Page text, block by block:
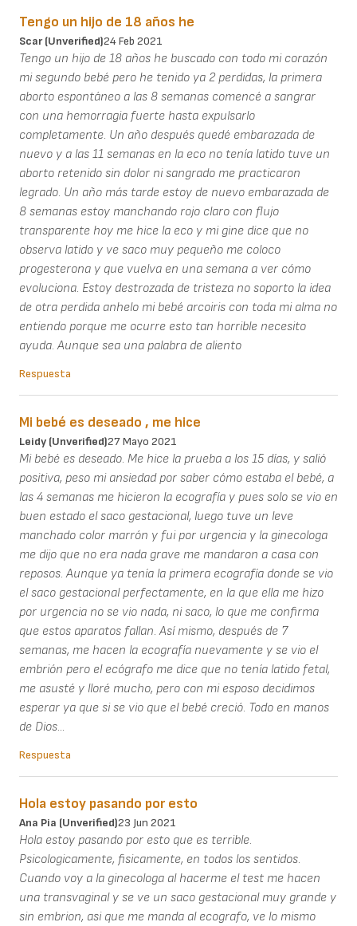
Tengo un hijo de 18 años he
Scar (unverified)24 Feb 2021
Tengo un hijo de 18 años he buscado con todo mi corazón
mi segundo bebé pero he tenido ya 2 perdidas, la primera
aborto espontáneo a las 8 semanas comencé a sangrar
con una hemorragia fuerte hasta expulsarlo
completamente. Un año después quedé embarazada de
nuevo y a las 11 semanas en la eco no tenía latido tuve un
aborto retenido sin dolor ni sangrado me practicaron
legrado. Un año más tarde estoy de nuevo embarazada de
8 semanas estoy manchando rojo claro con flujo
transparente hoy me hice la eco y mi gine dice que no
observa latido y ve saco muy pequeño me coloco
progesterona y que vuelva en una semana a ver cómo
evoluciona. Estoy destrozada de tristeza no soporto la idea
de otra perdida anhelo mi bebé arcoiris con toda mi alma no
entiendo porque me ocurre esto tan horrible necesito
ayuda. Aunque sea una palabra de aliento
Respuesta
Mi bebé es deseado , me hice
Leidy (unverified)27 Mayo 2021
Mi bebé es deseado. Me hice la prueba a los 15 días, y salió
positiva, peso mi ansiedad por saber cómo estaba el bebé, a
las 4 semanas me hicieron la ecografía y pues solo se vio en
buen estado el saco gestacional, luego tuve un leve
manchado color marrón y fui por urgencia y la ginecologa
me dijo que no era nada grave me mandaron a casa con
reposos. Aunque ya tenía la primera ecografía donde se vio
el saco gestacional perfectamente, en la que ella me hizo
por urgencia no se vio nada, ni saco, lo que me confirma
que estos aparatos fallan. Así mismo, después de 7
semanas, me hacen la ecografía nuevamente y se vio el
embrión pero el ecógrafo me dice que no tenía latido fetal,
me asusté y lloré mucho, pero con mi esposo decidimos
esperar ya que si se vio que el bebé creció. Todo en manos
de Dios...
Respuesta
Hola estoy pasando por esto
Ana Pia (unverified)23 Jun 2021
Hola estoy pasando por esto que es terrible.
Psicologicamente, fisicamente, en todos los sentidos.
Cuando voy a la ginecologa al hacerme el test me hacen
una transvaginal y se ve un saco gestacional muy grande y
sin embrion, asi que me manda al ecografo, ve lo mismo